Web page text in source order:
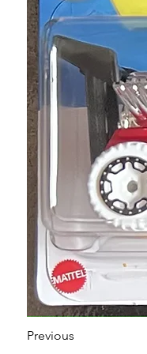
Previous